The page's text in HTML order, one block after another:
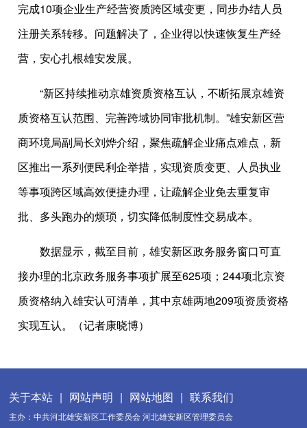
完成10项企业生产经营资质跨区域变更，同步办结人员
注册关系转移。问题解决了，企业得以快速恢复生产经
营，安心扎根雄安发展。
“新区持续推动京雄资质资格互认，不断拓展京雄资
质资格互认范围、完善跨域协同审批机制。”雄安新区营
商环境局副局长刘烨介绍，聚焦疏解企业痛点难点，新
区推出一系列便民利企举措，实现资质变更、人员执业
等事项跨区域高效便捷办理，让疏解企业免去重复审
批、多头跑办的烦琐，切实降低制度性交易成本。
数据显示，截至目前，雄安新区政务服务窗口可直
接办理的北京政务服务事项扩展至625项；244项北京资
质资格纳入雄安认可清单，其中京雄两地209项资质资格
实现互认。（记者康晓博）
关于本站 | 网站声明 | 网站地图 | 联系我们
主办：中共河北雄安新区工作委员会 河北雄安新区管理委员会